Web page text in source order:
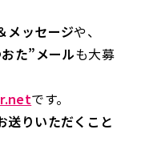
メッセージや、
た”メールも大募
です。
送りいただくこと